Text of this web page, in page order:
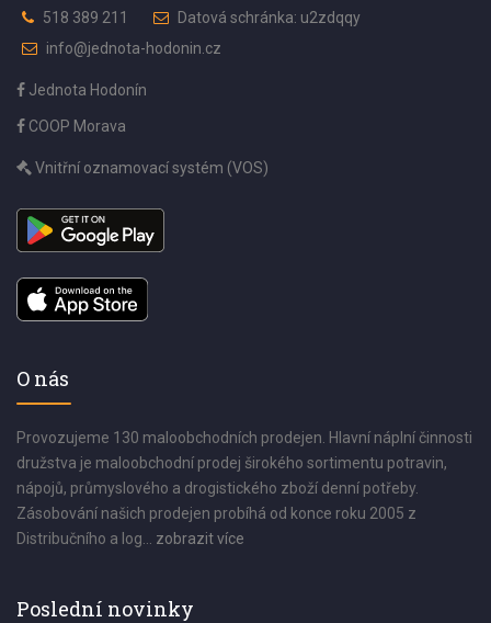
518 389 211
Datová schránka: u2zdqqy
info@jednota-hodonin.cz
Jednota Hodonín
COOP Morava
Vnitřní oznamovací systém (VOS)
O nás
Provozujeme 130 maloobchodních prodejen. Hlavní náplní činnosti
družstva je maloobchodní prodej širokého sortimentu potravin,
nápojů, průmyslového a drogistického zboží denní potřeby.
Zásobování našich prodejen probíhá od konce roku 2005 z
Distribučního a log... zobrazit více
Poslední novinky